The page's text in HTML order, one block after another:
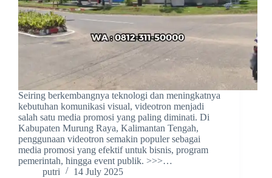
Seiring berkembangnya teknologi dan meningkatnya
kebutuhan komunikasi visual, videotron menjadi
salah satu media promosi yang paling diminati. Di
Kabupaten Murung Raya, Kalimantan Tengah,
penggunaan videotron semakin populer sebagai
media promosi yang efektif untuk bisnis, program
pemerintah, hingga event publik. >>>…
putri
14 July 2025